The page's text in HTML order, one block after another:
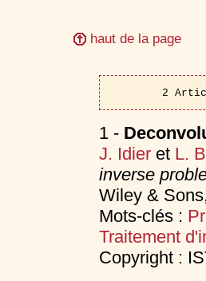
haut de la page
2
1 -
J. Idieret L.
inverse
Wiley &
Mots-clés :
Traitement
Copyright :